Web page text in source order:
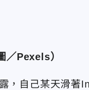
／Pexels）
，自己某天滑著